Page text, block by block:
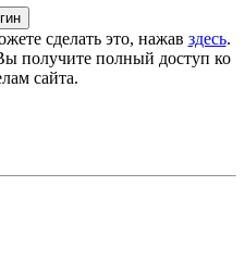
сделать это, нажав здесь.
получите полный доступ ко
сайта.